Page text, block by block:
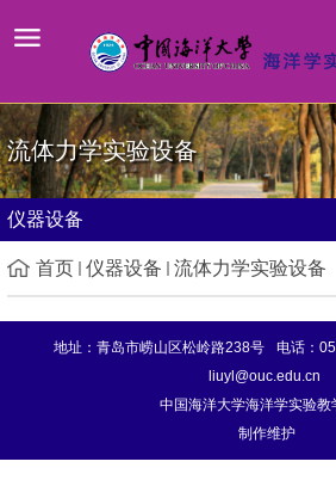
流体力学实验设备
仪器设备
首页 仪器设备 流体力学实验设备
地址：青岛市崂山区松岭路238号 电话：
liuyl@ouc.edu.cn
中国海洋大学海洋学实验教
制作维护